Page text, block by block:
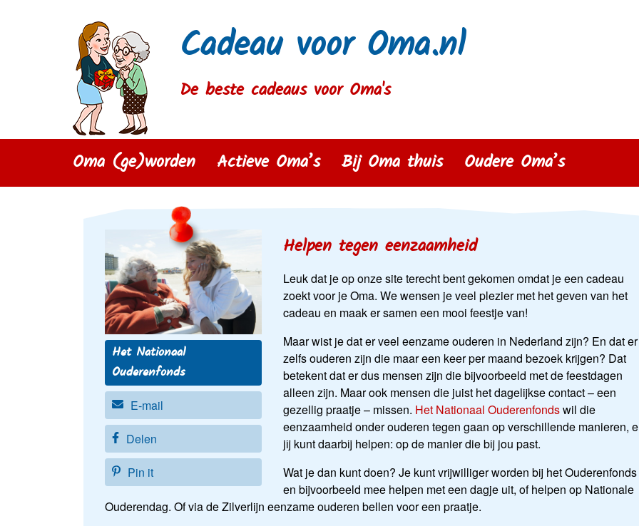
Cadeau voor Oma.nl
De beste cadeaus voor Oma's
Oma (ge)worden Actieve Oma’s Bij Oma thuis Oudere Oma’s
Het Nationaal
Ouderenfonds
E-mail
Delen
Pin it
Helpen tegen eenzaamheid
Leuk dat je op onze site terecht bent gekomen omdat je een cadeau
zoekt voor je Oma. We wensen je veel plezier met het geven van het
cadeau en maak er samen een mooi feestje van!
Maar wist je dat er veel eenzame ouderen in Nederland zijn? En dat er
zelfs ouderen zijn die maar een keer per maand bezoek krijgen? Dat
betekent dat er dus mensen zijn die bijvoorbeeld met de feestdagen
alleen zijn. Maar ook mensen die juist het dagelijkse contact – een
gezellig praatje – missen. Het Nationaal Ouderenfondswil die
eenzaamheid onder ouderen tegen gaan op verschillende manieren,
jij kunt daarbij helpen: op de manier die bij jou past.
Wat je dan kunt doen? Je kunt vrijwilliger worden bij het Ouderenfonds
en bijvoorbeeld mee helpen met een dagje uit, of helpen op Nationale
Ouderendag. Of via de Zilverlijn eenzame ouderen bellen voor een praatje.